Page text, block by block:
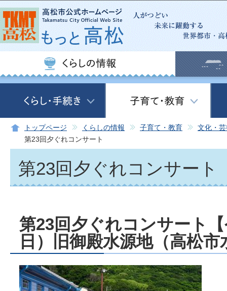
この
トップページ くらしの情報 子育て・教育
文化・
第23回夕ぐれコンサート
第23回夕ぐれコンサート
第23回夕ぐれコンサート
日）旧御殿水源地（高松